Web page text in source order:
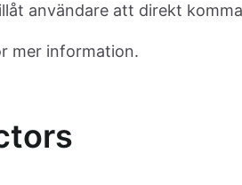
användare att direkt
mer information.